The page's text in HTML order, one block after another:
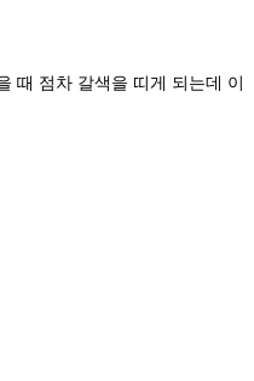
때 점차 갈색을 띠게 되는데 이